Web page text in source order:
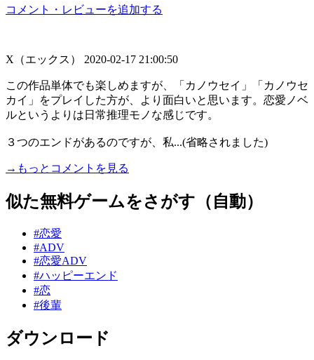
コメント・レビューを追加する
X（エックス） 2020-02-17 21:00:50
この作品単体でも楽しめますが、「カノウセイ」「カノウセ
カイ」をプレイした方が、より面白いと思います。恋愛ノベ
ルというよりは日常推理モノな感じです。
３つのエンドがあるのですが、私...(省略されました)
→もっとコメントを見る
似た無料ゲームをさがす（自動）
#恋愛
#ADV
#恋愛ADV
#ハッピーエンド
#恋
#後輩
ダウンロード